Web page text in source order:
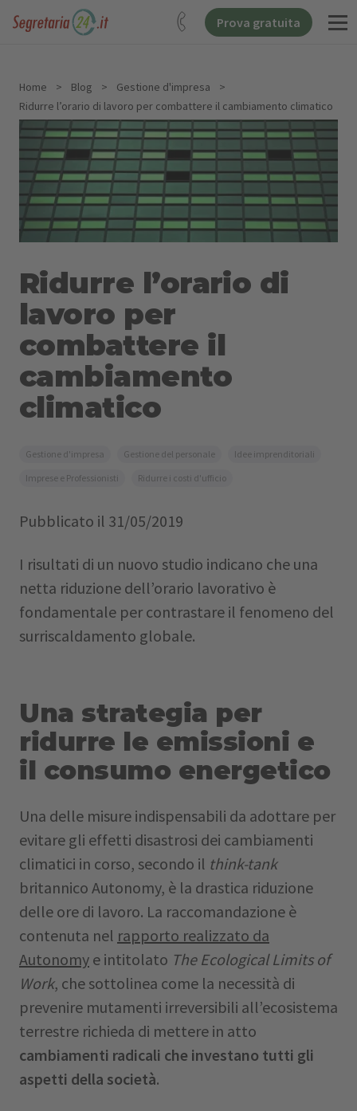
Prova gratuita
Home > Blog > Gestione d'impresa
>
Ridurre l’orario di lavoro per combattere il cambiamento climatico
Ridurre l’orario di
lavoro per
combattere il
cambiamento
climatico
Gestione d'impresa Gestione del personale
Idee imprenditoriali
Imprese e Professionisti
Ridurre i costi d'ufficio
Pubblicato il 31/05/2019
I risultati di un nuovo studio indicano che una
netta riduzione dell’orario lavorativo è
fondamentale per contrastare il fenomeno del
surriscaldamento globale.
Una strategia per
ridurre le emissioni e
il consumo energetico
Una delle misure indispensabili da adottare per
evitare gli effetti disastrosi dei cambiamenti
climatici in corso, secondo il think-tank
britannico Autonomy, è la drastica riduzione
delle ore di lavoro. La raccomandazione è
contenuta nel rapporto realizzato da
Autonomy e intitolato The Ecological Limits of
Work, che sottolinea come la necessità di
prevenire mutamenti irreversibili all’ecosistema
terrestre richieda di mettere in atto
cambiamenti radicali che investano tutti gli
aspetti della società.